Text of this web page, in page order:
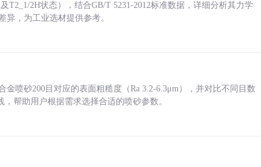
T2_1/2H状态），结合GB/T 5231-2012标准数据，详细分析其力学
，为工业选材提供参考。
喷砂200目对应的表面粗糙度（Ra 3.2-6.3μm），并对比不同目数
帮助用户根据需求选择合适的喷砂参数。